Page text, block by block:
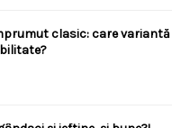
clasic: care variantă